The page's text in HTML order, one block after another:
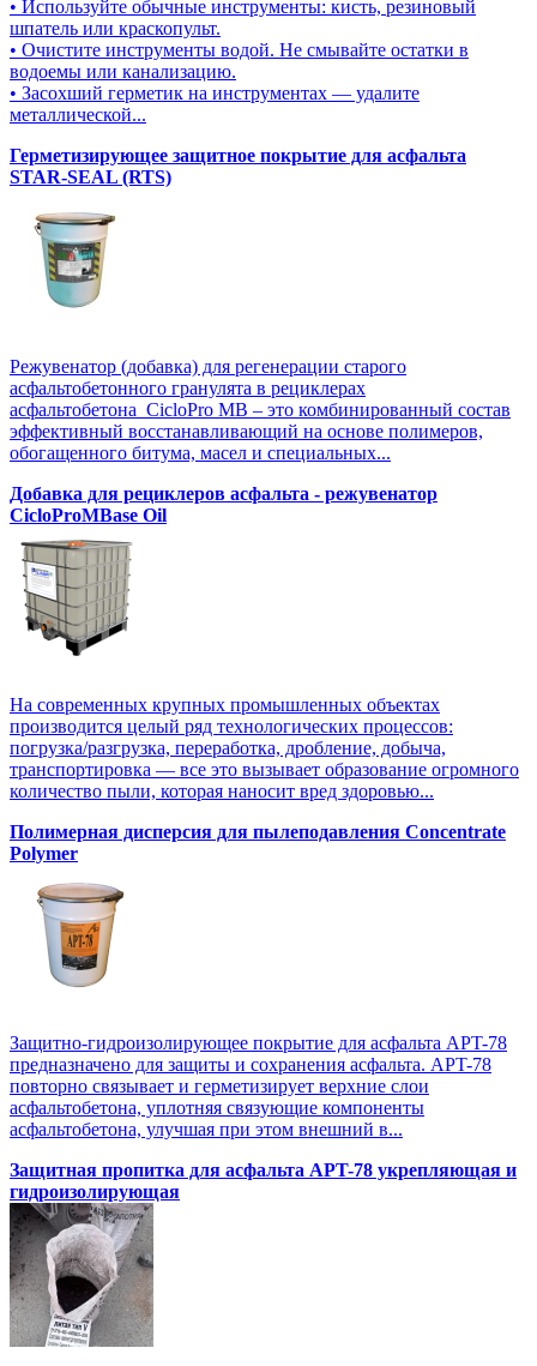
• Используйте обычные инструменты: кисть, резиновый
шпатель или краскопульт.
• Очистите инструменты водой. Не смывайте остатки в
водоемы или канализацию.
• Засохший герметик на инструментах — удалите
металлической...
Герметизирующее защитное покрытие для асфальта
STAR-SEAL (RTS)
Режувенатор (добавка) для регенерации старого
асфальтобетонного гранулята в рециклерах
асфальтобетона CicloPro MB – это комбинированный состав
эффективный восстанавливающий на основе полимеров,
обогащенного битума, масел и специальных...
Добавка для рециклеров асфальта - режувенатор
CicloProMBase Oil
На современных крупных промышленных объектах
производится целый ряд технологических процессов:
погрузка/разгрузка, переработка, дробление, добыча,
транспортировка — все это вызывает образование огромного
количество пыли, которая наносит вред здоровью...
Полимерная дисперсия для пылеподавления Concentrate
Polymer
Защитно-гидроизолирующее покрытие для асфальта APT-78
предназначено для защиты и сохранения асфальта. APT-78
повторно связывает и герметизирует верхние слои
асфальтобетона, уплотняя связующие компоненты
асфальтобетона, улучшая при этом внешний в...
Защитная пропитка для асфальта APT-78 укрепляющая и
гидроизолирующая